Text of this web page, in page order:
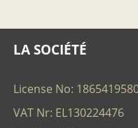
LA SOCIÉTÉ
License No:
VAT Nr: EL130224476